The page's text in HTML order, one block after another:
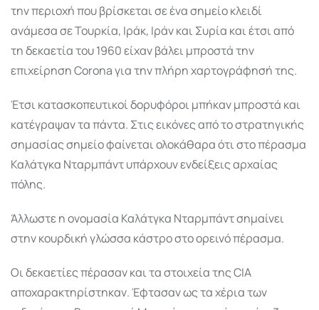
την περιοχή που βρίσκεται σε ένα σημείο κλειδί
ανάμεσα σε Τουρκία, Ιράκ, Ιράν και Συρία και έτσι από
τη δεκαετία του 1960 είχαν βάλει μπροστά την
επιχείρηση Corona για την πλήρη χαρτογράφησή της.
Έτσι κατασκοπευτικοί δορυφόροι μπήκαν μπροστά και
κατέγραψαν τα πάντα. Στις εικόνες από το στρατηγικής
σημασίας σημείο φαίνεται ολοκάθαρα ότι στο πέρασμα
Καλάτγκα Νταρμπάντ υπάρχουν ενδείξεις αρχαίας
πόλης.
Άλλωστε η ονομασία Καλάτγκα Νταρμπάντ σημαίνει
στην κουρδική γλώσσα κάστρο στο ορεινό πέρασμα.
Οι δεκαετίες πέρασαν και τα στοιχεία της CIA
αποχαρακτηρίστηκαν. Έφτασαν ως τα χέρια των